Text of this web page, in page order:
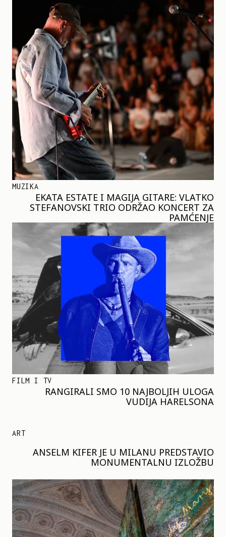
MUZIKA
EKATA ESTATE I MAGIJA GITARE: VLATKO
STEFANOVSKI TRIO ODRŽAO KONCERT ZA
PAMĆENJE
FILM I TV
RANGIRALI SMO 10 NAJBOLJIH ULOGA
VUDIJA HARELSONA
ART
ANSELM KIFER JE U MILANU PREDSTAVIO
MONUMENTALNU IZLOŽBU